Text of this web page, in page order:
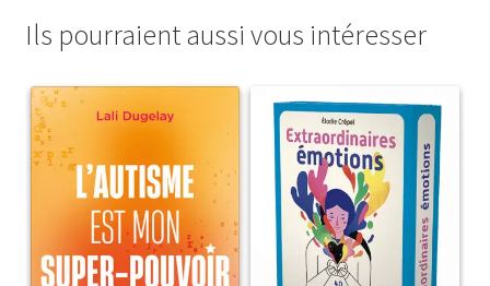
Ils pourraient aussi vous intéresser